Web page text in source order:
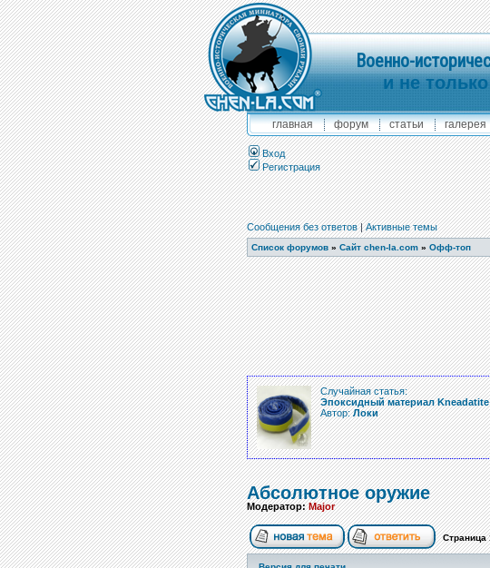
Военно-
и не только
главная форум статьи галерея
Вход
Регистрация
Сообщения без ответов|Активные темы
Список форумов » Сайт chen-la.com » Офф-топ
Случайная статья:
Эпоксидный материал
Автор:Локи
Абсолютное оружие
Модератор:Major
Страница